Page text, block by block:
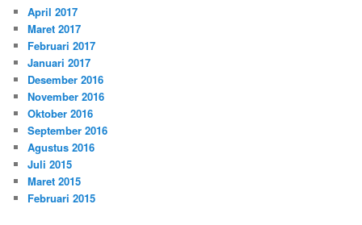
April 2017
Maret 2017
Februari 2017
Januari 2017
Desember 2016
November 2016
Oktober 2016
September 2016
Agustus 2016
Juli 2015
Maret 2015
Februari 2015